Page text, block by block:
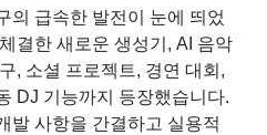
의 급속한 발전이 눈에 띄었
결한 새로운 생성기, AI 음악
, 소셜 프로젝트, 경연 대회,
DJ 기능까지 등장했습니다.
발 사항을 간결하고 실용적